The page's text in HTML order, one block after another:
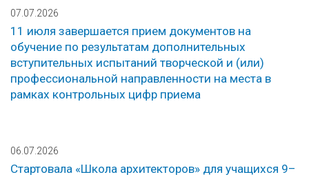
07.07.2026
11 июля завершается прием документов на
обучение по результатам дополнительных
вступительных испытаний творческой и (или)
профессиональной направленности на места в
рамках контрольных цифр приема
06.07.2026
Стартовала «Школа архитекторов» для учащихся 9–